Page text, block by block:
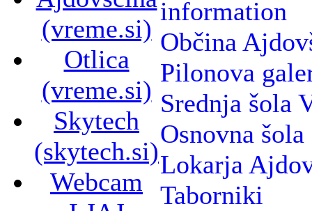
(vreme.si)
Otlica
(vreme.si)
Skytech
(skytech.si)
Webcam
information
Občina
Pilonova
Srednja šola
Osnovna
Lokarja
Taborniki